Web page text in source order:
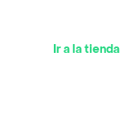
Ir a la tienda